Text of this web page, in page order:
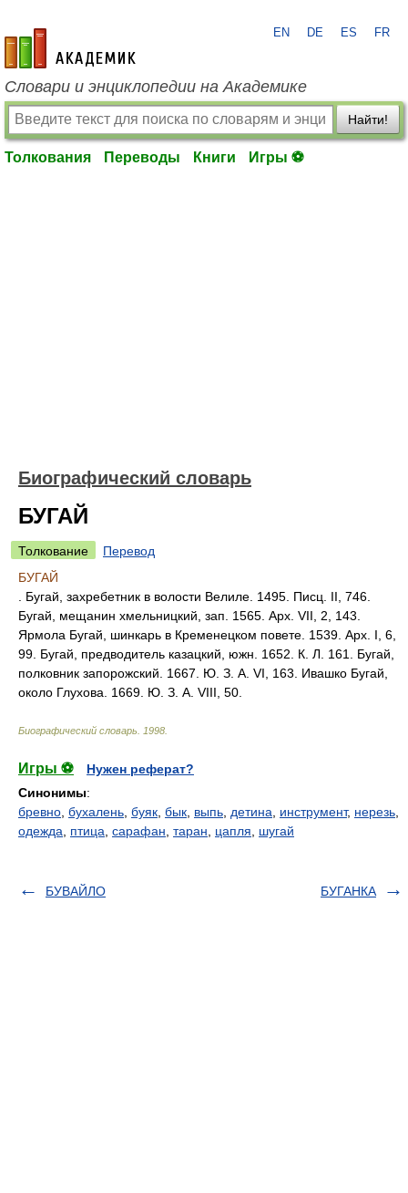
academic.ru
EN DE ES FR
Словари и энциклопедии на Академике
Найти!
Толкования Переводы Книги Игры ⚽
Биографический словарь
БУГАЙ
Толкование
Перевод
БУГАЙ
. Бугай, захребетник в волости Велиле. 1495. Писц. II, 746.
Бугай, мещанин хмельницкий, зап. 1565. Арх. VII, 2, 143.
Ярмола Бугай, шинкарь в Кременецком повете. 1539. Арх. I, 6,
99. Бугай, предводитель казацкий, южн. 1652. К. Л. 161. Бугай,
полковник запорожский. 1667. Ю. З. А. VI, 163. Ивашко Бугай,
около Глухова. 1669. Ю. З. А. VIII, 50.
Биографический словарь 1998
Игры ⚽
Нужен реферат?
Синонимы:
бревно бухалень буяк бык выпь детина инструмент, нерезь
одежда
птица сарафан таран цапля шугай
БУВАЙЛО БУГАНКА